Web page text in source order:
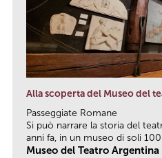
Alla scoperta del Museo del
Passeggiate Romane
Si può narrare la storia del
anni fa, in un museo di soli 100
Museo del Teatro Argentina